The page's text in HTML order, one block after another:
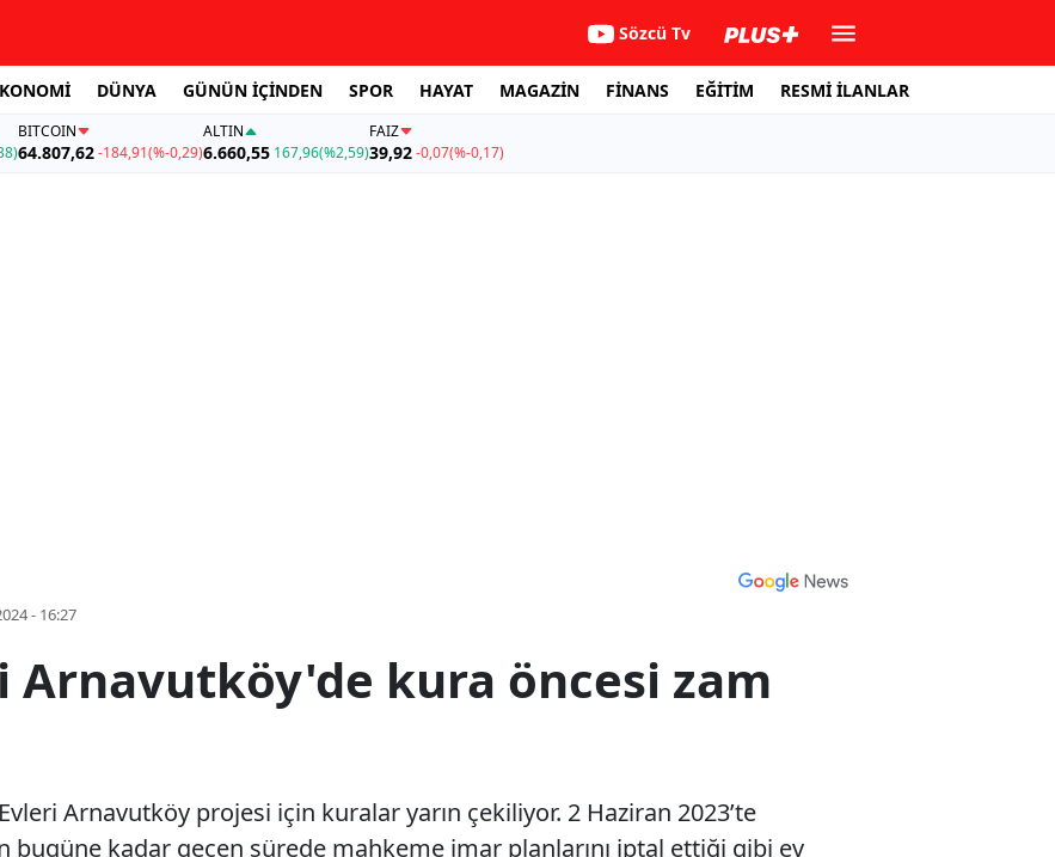
Sözcü Tv
DÜNYA GÜNÜN İÇİNDEN SPOR HAYAT MAGAZİN FİNANS EĞİTİM RESMİ İLANLAR
BITCOIN
64.807,62-184,91(%-0,29)
ALTIN
6.660,55 167,96(%2,59)
FAİZ
39,92-0,07(%-0,17)
- 16:27
Arnavutköy'de kura öncesi zam
Arnavutköy projesi için kuralar yarın çekiliyor. 2 Haziran 2023’te
kadar geçen sürede mahkeme imar planlarını iptal ettiği gibi ev